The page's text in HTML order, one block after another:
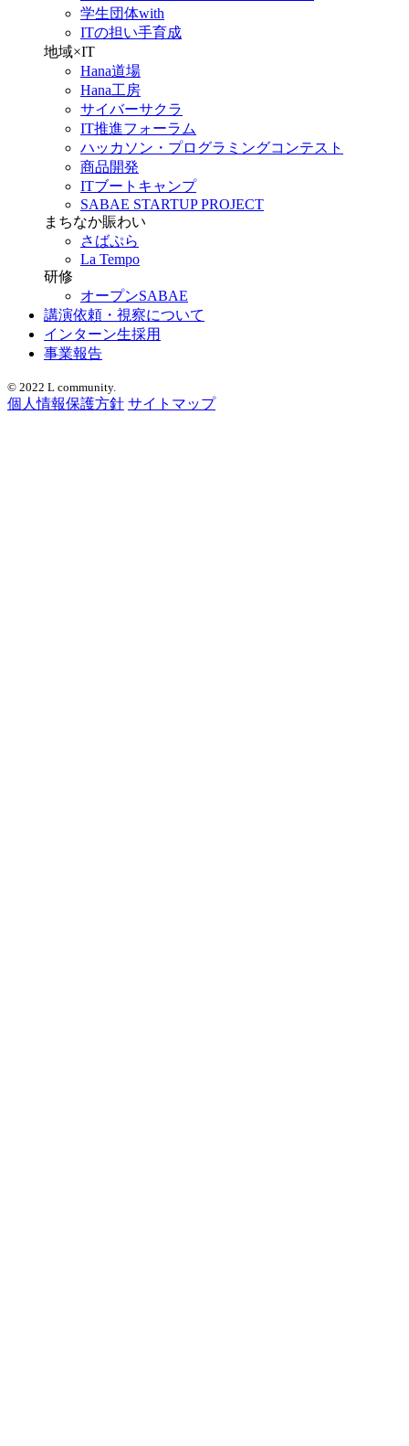
学生団体with
ITの担い手育成
地域×IT
Hana道場
Hana工房
サイバーサクラ
IT推進フォーラム
ハッカソン・プログラミングコンテスト
商品開発
ITブートキャンプ
SABAE STARTUP PROJECT
まちなか賑わい
さばぷら
La Tempo
研修
オープンSABAE
講演依頼・視察について
インターン生採用
事業報告
© 2022 L community.
個人情報保護方針 サイトマップ